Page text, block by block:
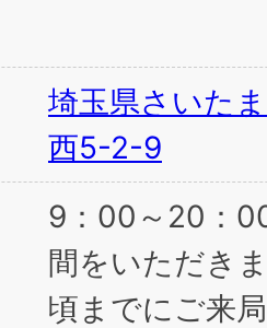
埼玉県さいた
西5-2-9
9：00～20：
間をいただき
頃までにご来